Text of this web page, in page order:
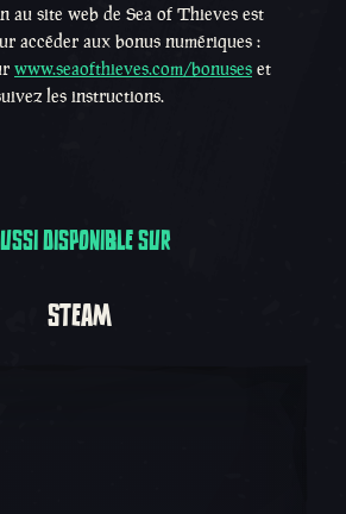
au site web de Sea of Thieves est
accéder aux bonus numériques :
www.seaofthieves.com/bonuseset
les instructions.
Aussi disponible sur
DISPONIBLE SUR
STEAM